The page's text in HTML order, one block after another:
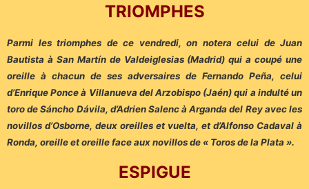
TRIOMPHES
Parmi les triomphes de ce vendredi, on notera celui de Juan
Bautista à San Martín de Valdeiglesias (Madrid) qui a coupé une
oreille à chacun de ses adversaires de Fernando Peña, celui
d’Enrique Ponce à Villanueva del Arzobispo (Jaén) qui a indulté un
toro de Sáncho Dávila, d’Adrien Salenc à Arganda del Rey avec les
novillos d’Osborne, deux oreilles et vuelta, et d’Alfonso Cadaval à
Ronda, oreille et oreille face aux novillos de « Toros de la Plata ».
ESPIGUE